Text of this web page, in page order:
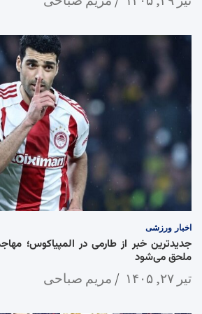
اخبار ورزشی
جدیدترین خبر از طارمی در المپیاکوس؛
ملحق می‌شود
تیر ۲۷, ۱۴۰۵ مریم صباحی